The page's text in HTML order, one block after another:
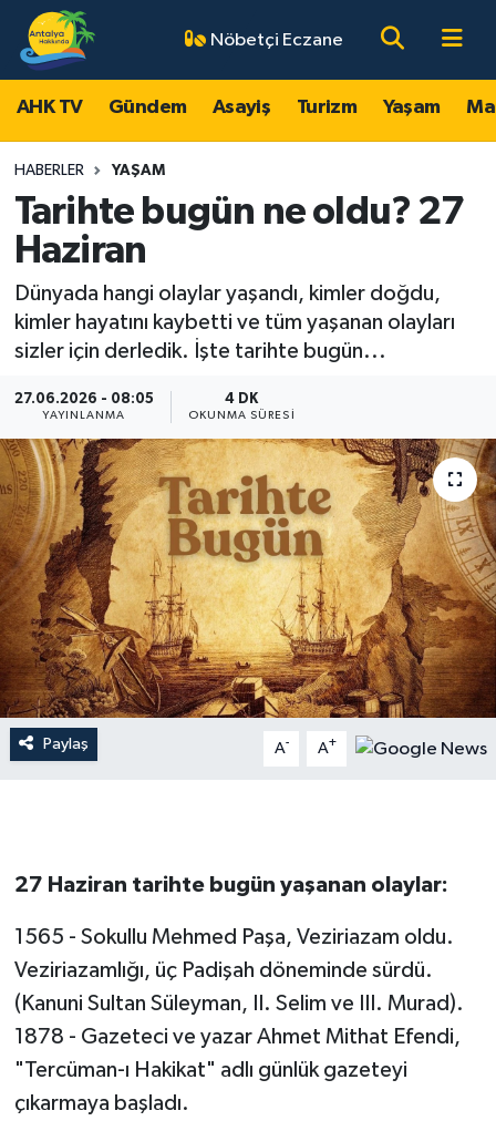
Nöbetçi Eczane
AHK TV Gündem Asayiş Turizm Yaşam
HABERLER YAŞAM
Tarihte bugün ne oldu? 27
Haziran
Dünyada hangi olaylar yaşandı, kimler doğdu,
kimler hayatını kaybetti ve tüm yaşanan olayları
sizler için derledik. İşte tarihte bugün...
27.06.2026 - 08:05
YAYINLANMA
4 DK
OKUNMA SÜRESI
Paylaş A- A+
27 Haziran tarihte bugün yaşanan olaylar:
1565 - Sokullu Mehmed Paşa, Veziriazam oldu.
Veziriazamlığı, üç Padişah döneminde sürdü.
(Kanuni Sultan Süleyman, II. Selim ve III. Murad).
1878 - Gazeteci ve yazar Ahmet Mithat Efendi,
"Tercüman-ı Hakikat" adlı günlük gazeteyi
çıkarmaya başladı.
AHK TV
Gündem
Asayiş
Turizm
Yaşam
Magazin
Ekonomi
Spor
Dünya
Resmi Reklamlar
Antalya Nöbetçi Eczaneler
Antalya Hava Durumu
Antalya Namaz Vakitleri
Antalya Trafik Yoğunluk Haritası
Süper Lig Puan Durumu ve Fikstür
Tüm Manşetler
Son Dakika Haberleri
Haber Arşivi